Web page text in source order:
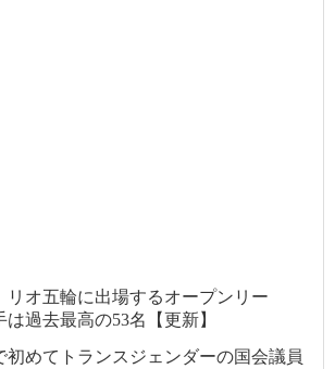
リオ五輪に出場するオープンリー
過去最高の53名【更新】
初めてトランスジェンダーの国会議員